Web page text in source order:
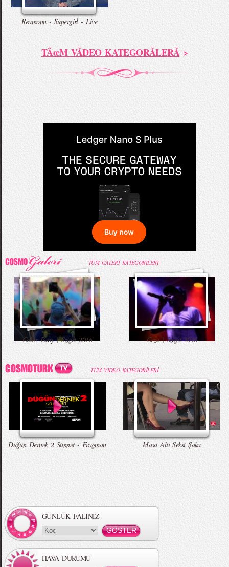
Reamonn - Supergirl - Live
TÃœM VÃDEO KATEGORÃLERÃ>
TÜM GALERİ KATEGORİLERİ
Color Party | Sziget 2016 Ceza | Sziget 2016
TÜM VIDEO KATEGORİLERİ
Düğün Dernek 2 Sünnet - Fragman Masa Altı Seksi Şaka
GÜNLÜK FALINIZ
HAVA DURUMU